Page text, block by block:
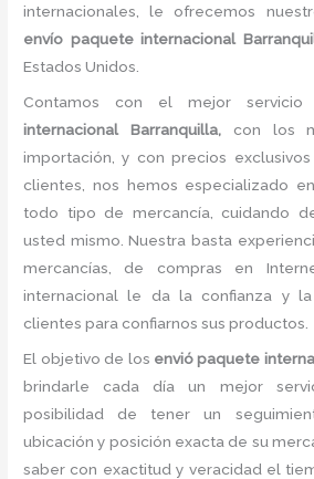
internacionales, le ofrecemos
envío paquete internacional
Estados Unidos.
Contamos con el mejor
internacional Barranquilla,con los
importación, y con precios
clientes, nos hemos especializado
todo tipo de mercancía, cuidando
usted mismo. Nuestra basta
mercancías, de compras en
internacional le da la confianza y
clientes para confiarnos sus productos.
El objetivo de los envió paquete
brindarle cada día un mejor
posibilidad de tener un
ubicación y posición exacta de su
saber con exactitud y veracidad el